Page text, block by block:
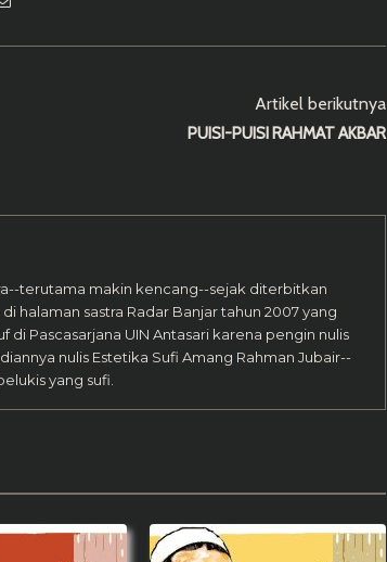
Artikel berikutnya
PUISI-PUISI RAHMAT AKBAR
terutama makin kencang--sejak diterbitkan
halaman sastra Radar Banjar tahun 2007 yang
di Pascasarjana UIN Antasari karena pengin nulis
nulis Estetika Sufi Amang Rahman Jubair--
yang sufi.